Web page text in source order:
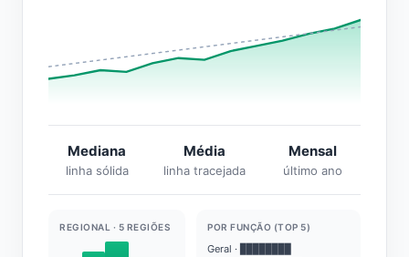
Mediana
linha sólida
Média
linha tracejada
Mensal
último ano
REGIONAL · 5 REGIÕES POR FUNÇÃO (TOP 5)
Geral · ████████